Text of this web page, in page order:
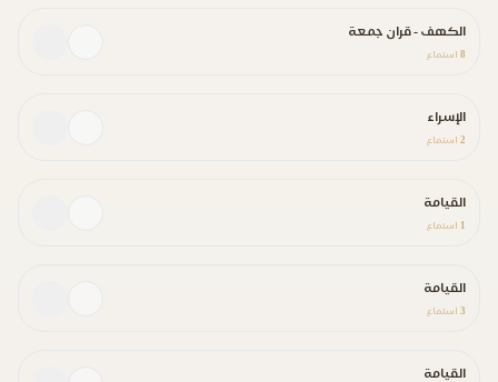
الكهف - قران جمعة
8 استماع
الإسراء
2 استماع
القيامة
1 استماع
القيامة
3 استماع
القيامة